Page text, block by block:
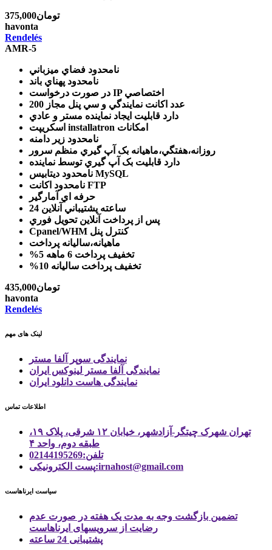
375,000تومان
havonta
Rendelés
AMR-5
نامحدود فضاي ميزباني
نامحدود پهناي باند
در صورت درخواست
IP اختصاصي
200 عدد اکانت نمايندگي و سي پنل مجاز
دارد قابليت ايجاد نماينده مستر و عادي
اسکريپت installatron امکانات
نامحدود زير دامنه
روزانه،هفتگي،ماهيانه بک آپ گيري منظم سرور
دارد قابليت بک آپ گيري توسط نماينده
نامحدود ديتابيس MySQL
نامحدود اکانت FTP
حرفه اي آمارگير
24 ساعته پشتيباني آنلاين
پس از پرداخت آنلاين تحويل فوري
Cpanel/WHM کنترل پنل
ماهيانه،ساليانه پرداخت
%5
تخفيف پرداخت 6 ماهه
%10 تخفيف پرداخت ساليانه
435,000تومان
havonta
Rendelés
لینک های مهم
نمایندگی سوپر آلفا مستر
نمایندگی آلفا مستر لینوکس ایران
نمایندگی هاست دانلود ایران
اطلاعات تماس
تهران شهرک چیتگر-آزادشهر، خیابان ۱۲ شرقی، پلاک ۱۹،
طبقه دوم، واحد ۴
تلفن:02144195269
پست الكترونیكی:irnahost@gmail.com
سیاست ایرناهاست
تضمین بازگشت وجه به مدت یک هفته در صورت عدم
رضایت از سرویسهای ایرناهاست
پشتیبانی 24 ساعته